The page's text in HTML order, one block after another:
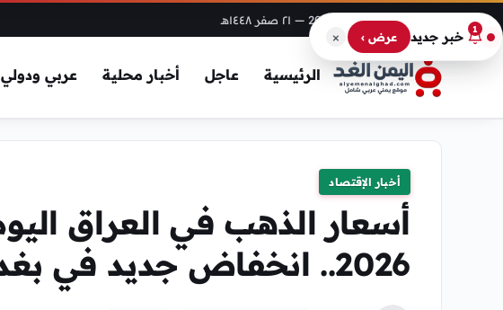
الخميس، 6 أغسطس 2026 — ٢١ صفر ١٤٤٨هـ
الرئيسية عاجل أخبار محلية عربي ودولي
أخبار الإقتصاد
2026.. انخفاض جديد في بغداد وأربيل
1 خبر جديد عرض › ×